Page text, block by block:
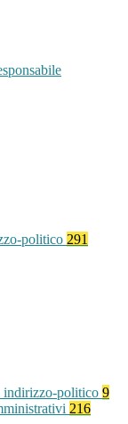
politico 291
indirizzo-politico 9
216